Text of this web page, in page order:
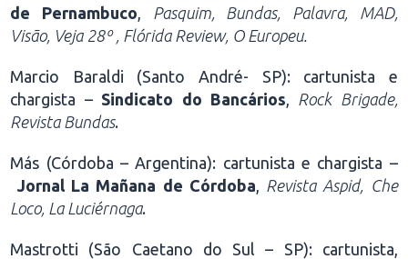
de Pernambuco, Pasquim, Bundas, Palavra, MAD,
Visão, Veja 28º , Flórida Review, O Europeu.
Marcio Baraldi (Santo André- SP): cartunista e
chargista – Sindicato do Bancários, Rock Brigade,
Revista Bundas.
Más (Córdoba – Argentina): cartunista e chargista –
Jornal La Mañana de Córdoba, Revista Aspid, Che
Loco, La Luciérnaga.
Mastrotti (São Caetano do Sul – SP): cartunista,